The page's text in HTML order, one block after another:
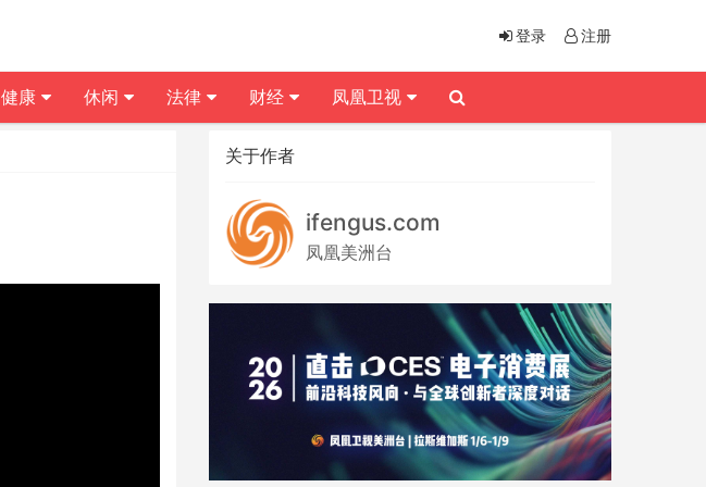
关于作者
ifengus.com
凤凰美洲台
登录 注册
健康 休闲 法律 财经 凤凰卫视